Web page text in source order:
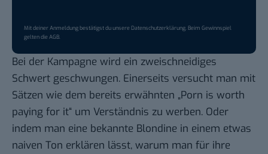
Mit deiner Anmeldung bestätigst du unsereDatenschutzerklärung. Beim Gewinnspiel
gelten dieAGB.
Bei der Kampagne wird ein zweischneidiges
Schwert geschwungen. Einerseits versucht man mit
Sätzen wie dem bereits erwähnten „Porn is worth
paying for it“ um Verständnis zu werben. Oder
indem man eine bekannte Blondine in einem etwas
naiven Ton erklären lässt, warum man für ihre